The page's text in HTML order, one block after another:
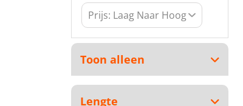
Toon alleen
Lengte